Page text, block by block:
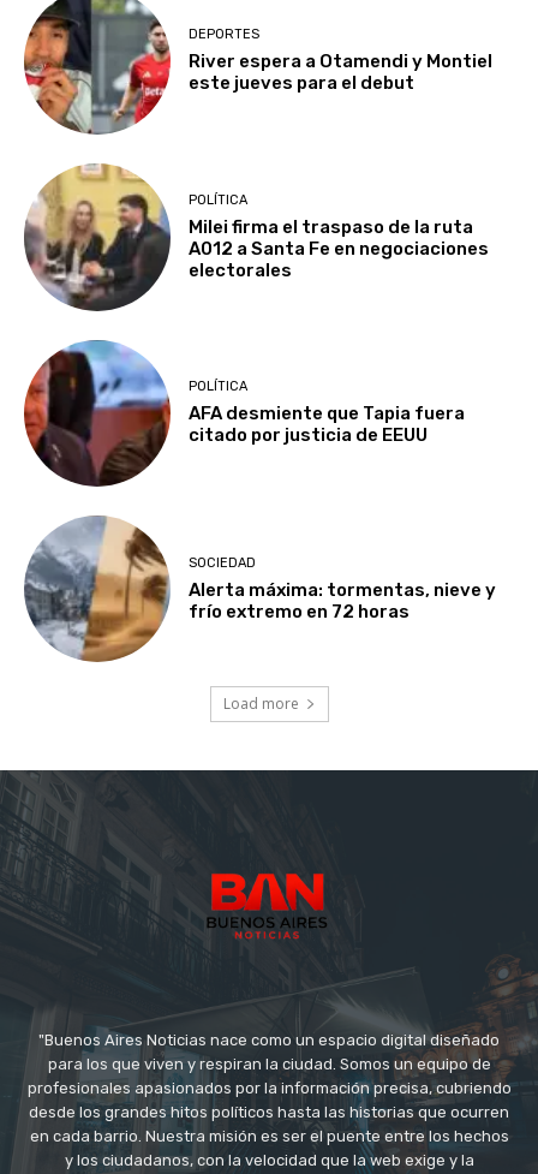
DEPORTES
River espera a Otamendi y Montiel
este jueves para el debut
POLÍTICA
Milei firma el traspaso de la ruta
A012 a Santa Fe en negociaciones
electorales
POLÍTICA
AFA desmiente que Tapia fuera
citado por justicia de EEUU
SOCIEDAD
Alerta máxima: tormentas, nieve y
frío extremo en 72 horas
Load more
"Buenos Aires Noticias nace como un espacio digital diseñado
para los que viven y respiran la ciudad. Somos un equipo de
profesionales apasionados por la información precisa, cubriendo
desde los grandes hitos políticos hasta las historias que ocurren
en cada barrio. Nuestra misión es ser el puente entre los hechos
y los ciudadanos, con la velocidad que la web exige y la